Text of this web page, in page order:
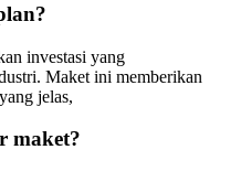
investasi yang
Maket ini memberikan
jelas,
maket?